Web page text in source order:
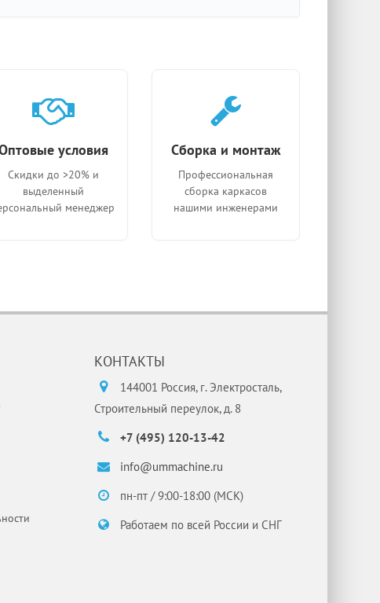
условия
Скидки до >20% и
выделенный
менеджер
Сборка и монтаж
Профессиональная
сборка каркасов
нашими инженерами
КОНТАКТЫ
144001 Россия, г. Электросталь,
Строительный переулок, д. 8
+7 (495) 120-13-42
info@ummachine.ru
пн-пт / 9:00-18:00 (МСК)
Работаем по всей России и СНГ